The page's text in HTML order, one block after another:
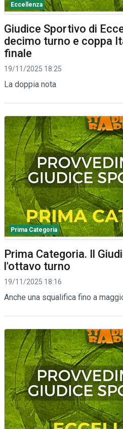
Eccellenza
Giudice Sportivo di
decimo turno e coppa
finale
19/11/2025 18:25
La doppia nota
Prima Categoria
Prima Categoria. Il
l'ottavo turno
19/11/2025 18:16
Anche una squalifica fino a